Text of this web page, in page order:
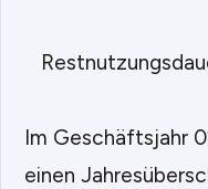
Im Geschäftsjahr
einen